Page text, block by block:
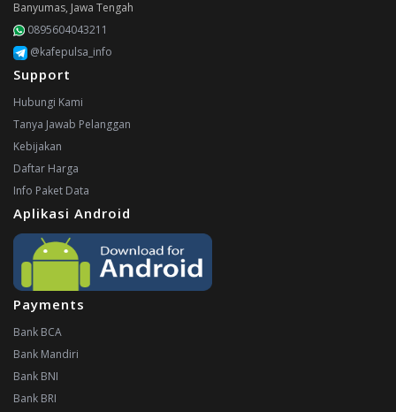
Banyumas, Jawa Tengah
0895604043211
@kafepulsa_info
Support
Hubungi Kami
Tanya Jawab Pelanggan
Kebijakan
Daftar Harga
Info Paket Data
Aplikasi Android
Payments
Bank BCA
Bank Mandiri
Bank BNI
Bank BRI